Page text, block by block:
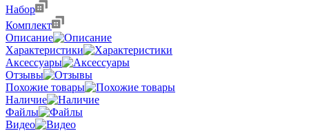
Набор
Комплект
Описание
Характеристики
Аксессуары
Отзывы
Похожие товары
Наличие
Файлы
Видео